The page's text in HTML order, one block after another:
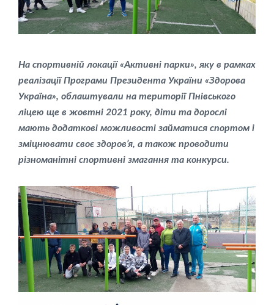
На спортивній локації «Активні парки», яку в рамках
реалізації Програми Президента України «Здорова
Україна», облаштували на території Пнівського
ліцею ще в жовтні 2021 року, діти та дорослі
мають додаткові можливості займатися спортом і
зміцнювати своє здоров’я, а також проводити
різноманітні спортивні змагання та конкурси.